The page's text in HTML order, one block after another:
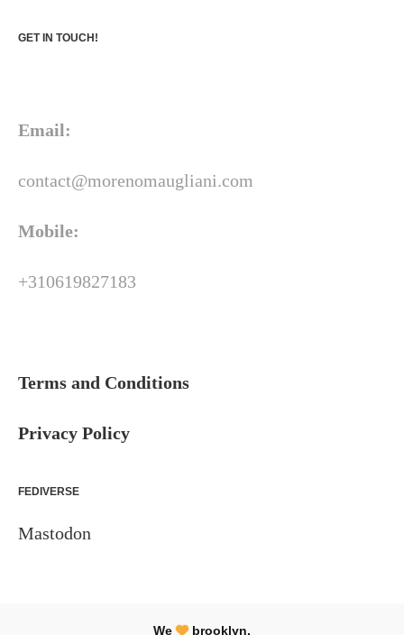
GET IN TOUCH!
Email:
contact@morenomaugliani.com
Mobile:
+310619827183
Terms and Conditions
Privacy Policy
FEDIVERSE
Mastodon
We brooklyn.